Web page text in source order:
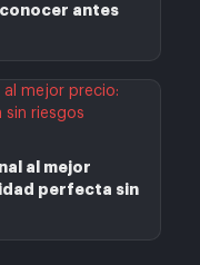
antes
al mejor
perfecta sin